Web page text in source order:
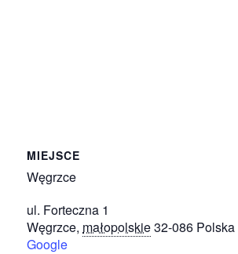
MIEJSCE
Węgrzce
ul. Forteczna 1
Węgrzce, małopolskie32-086 Polska
Google